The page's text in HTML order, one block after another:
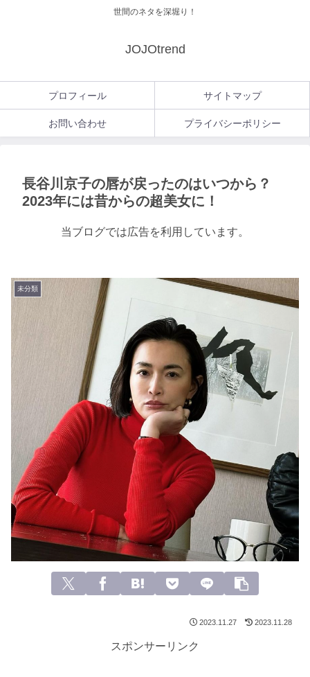
世間のネタを深堀り！
JOJOtrend
プロフィール サイトマップ
お問い合わせ プライバシーポリシー
長谷川京子の唇が戻ったのはいつから？
2023年には昔からの超美女に！
当ブログでは広告を利用しています。
未分類
2023.11.27 2023.11.28
スポンサーリンク